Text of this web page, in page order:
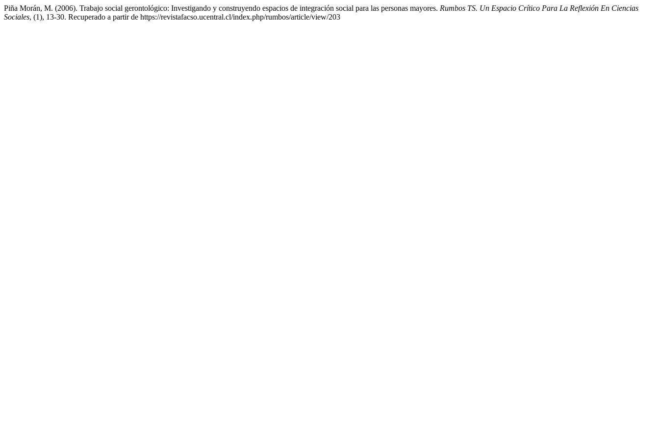
Piña Morán, M. (2006). Trabajo social gerontológico: Investigando y construyendo espacios de integración social para las personas mayores. Rumbos TS. Un Espacio Crítico Para La Reflexión En Ciencias
Sociales, (1), 13-30. Recuperado a partir de https://revistafacso.ucentral.cl/index.php/rumbos/article/view/203